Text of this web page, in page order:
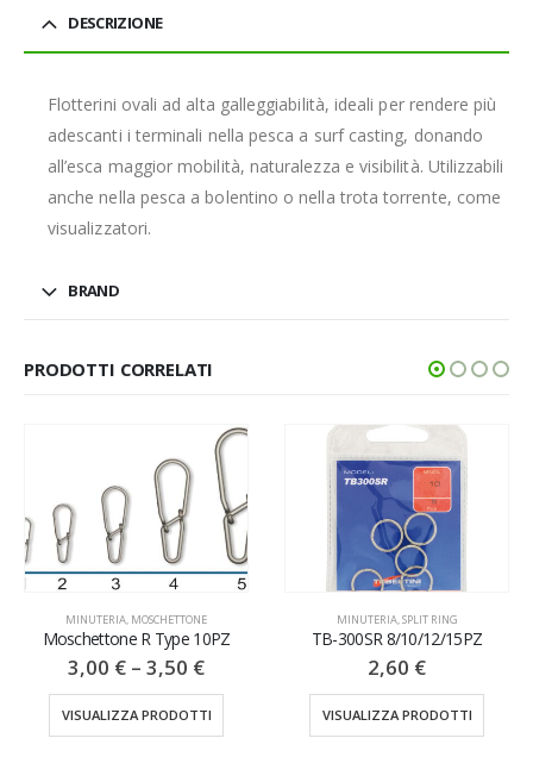
DESCRIZIONE
Flotterini ovali ad alta galleggiabilità, ideali per rendere più
adescanti i terminali nella pesca a surf casting, donando
all’esca maggior mobilità, naturalezza e visibilità. Utilizzabili
anche nella pesca a bolentino o nella trota torrente, come
visualizzatori.
BRAND
PRODOTTI CORRELATI
MINUTERIA,SPLIT RING
TB-300SR 8/10/12/15PZ
2,60€
VISUALIZZA PRODOTTI
AGGANCI & SGANCI RAPIDI
Girella Su Tubetto 12PZ
3,00€